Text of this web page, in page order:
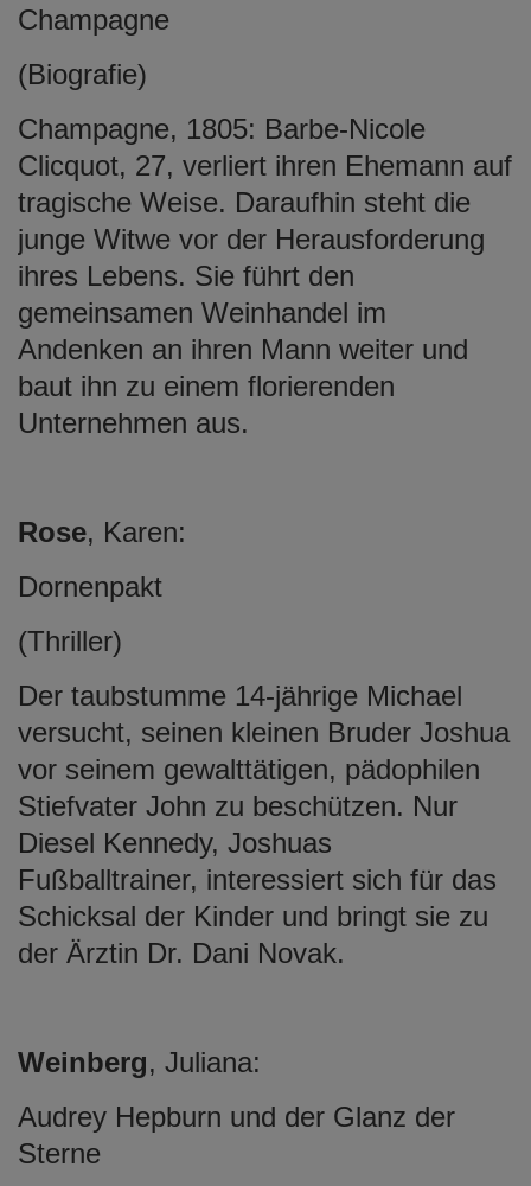
Champagne
(Biografie)
Champagne, 1805: Barbe-Nicole
Clicquot, 27, verliert ihren Ehemann auf
tragische Weise. Daraufhin steht die
junge Witwe vor der Herausforderung
ihres Lebens. Sie führt den
gemeinsamen Weinhandel im
Andenken an ihren Mann weiter und
baut ihn zu einem florierenden
Unternehmen aus.
Rose, Karen:
Dornenpakt
(Thriller)
Der taubstumme 14-jährige Michael
versucht, seinen kleinen Bruder Joshua
vor seinem gewalttätigen, pädophilen
Stiefvater John zu beschützen. Nur
Diesel Kennedy, Joshuas
Fußballtrainer, interessiert sich für das
Schicksal der Kinder und bringt sie zu
der Ärztin Dr. Dani Novak.
Weinberg, Juliana:
Audrey Hepburn und der Glanz der
Sterne